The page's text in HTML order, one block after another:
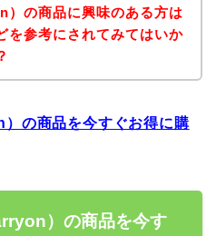
の商品に興味のある方は
を参考にされてみてはいか
の商品を今すぐお得に購
）の商品を今す